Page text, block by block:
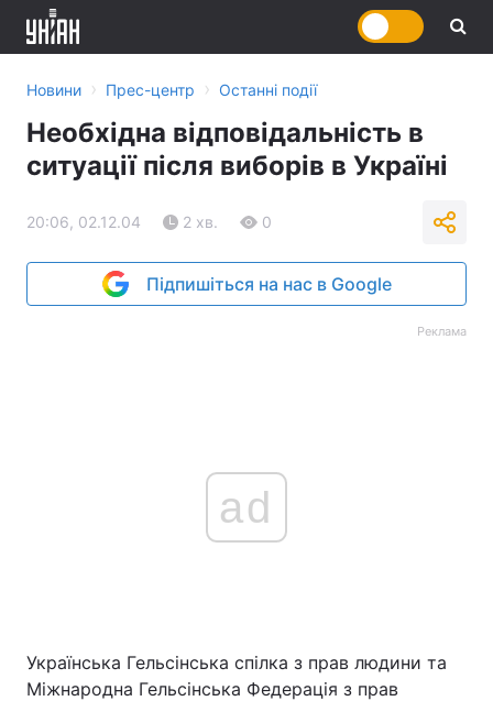
Новини › Прес-центр › Останні події
Необхідна відповідальність в
ситуації після виборів в Україні
20:06, 02.12.04 2 хв. 0
Підпишіться на нас в Google
Реклама
ad
Українська Гельсінська спілка з прав людини та
Міжнародна Гельсінська Федерація з прав